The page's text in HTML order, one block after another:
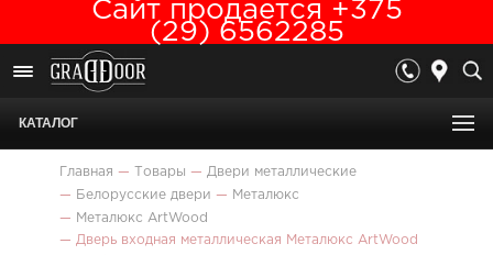
Сайт продается +375
(29) 6562285
КАТАЛОГ
Главная — Товары — Двери металлические
—
Белорусские двери —
Металюкс
—
Металюкс ArtWood
— Дверь входная металлическая Металюкс ArtWood